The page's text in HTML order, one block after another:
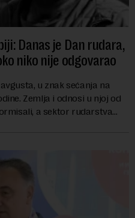
Danas je Dan rudara,
niko nije odgovarao
u znak sećanja na
Zemlja i odnosi u njoj od
a sektor rudarstva